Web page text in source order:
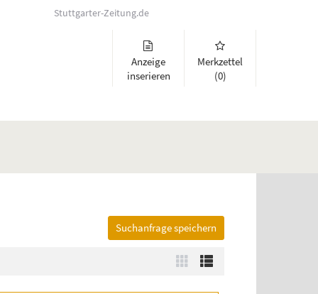
Stuttgarter-Zeitung.de
Anzeige
inserieren
Merkzettel
(0)
und Links zu öffnen. Mit Pfeil rechts klappen Sie auf, mit
Suchanfrage speichern